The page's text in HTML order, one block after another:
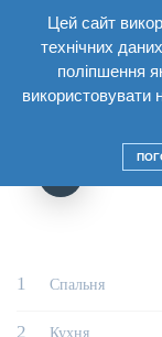
Цей сайт
технічних
поліпшення
використовувати
1 Спальня
2 Кухня